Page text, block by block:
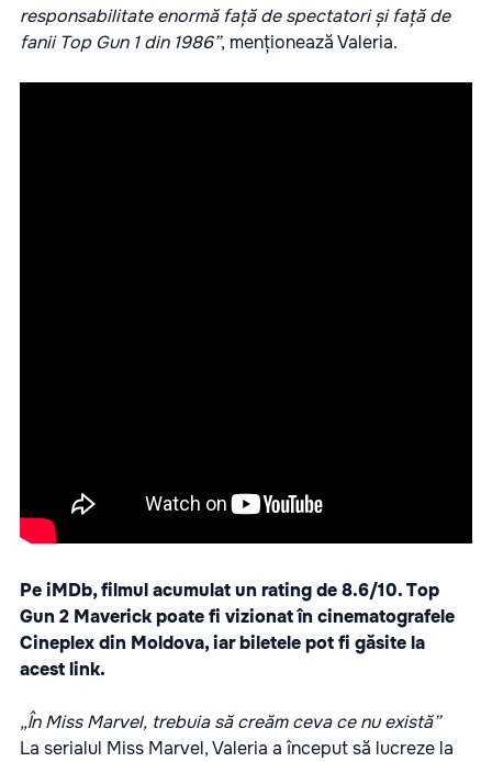
responsabilitate enormă față de spectatori și față de
fanii Top Gun 1 din 1986”, menționează Valeria.
Pe iMDb, filmul acumulat un rating de 8.6/10. Top
Gun 2 Maverick poate fi vizionat în cinematografele
Cineplex din Moldova, iar biletele pot fi găsite la
acest link.
„În Miss Marvel, trebuia să creăm ceva ce nu există”
La serialul Miss Marvel, Valeria a început să lucreze la